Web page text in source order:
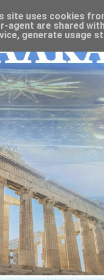
site uses cookies
agent are shared
generate usage